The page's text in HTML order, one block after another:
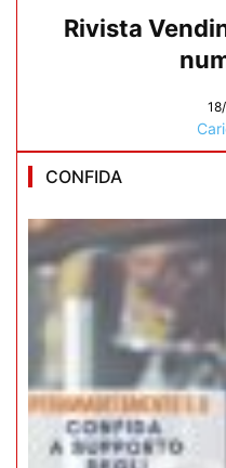
Rivista
CONFIDA